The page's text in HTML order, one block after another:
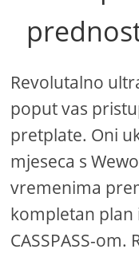
Revolutalno
poput vas
pretplate. Oni
mjeseca s
vremenima
kompletan plan
CASSPASS-